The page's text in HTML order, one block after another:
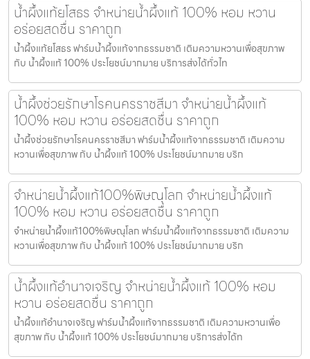
น้ำผึ้งแท้ยโสธร จำหน่ายน้ำผึ้งแท้ 100% หอม หวาน
อร่อยสดชื่น ราคาถูก
น้ำผึ้งแท้ยโสธร ฟาร์มน้ำผึ้งแท้จากธรรมชาติ เติมความหวานเพื่อสุขภาพ
กับ น้ำผึ้งแท้ 100% ประโยชน์มากมาย บริการส่งได้ทั่วไท
น้ำผึ้งช่วยรักษาโรคนครราชสีมา จำหน่ายน้ำผึ้งแท้
100% หอม หวาน อร่อยสดชื่น ราคาถูก
น้ำผึ้งช่วยรักษาโรคนครราชสีมา ฟาร์มน้ำผึ้งแท้จากธรรมชาติ เติมความ
หวานเพื่อสุขภาพ กับ น้ำผึ้งแท้ 100% ประโยชน์มากมาย บริก
จำหน่ายน้ำผึ้งแท้100%พิษณุโลก จำหน่ายน้ำผึ้งแท้
100% หอม หวาน อร่อยสดชื่น ราคาถูก
จำหน่ายน้ำผึ้งแท้100%พิษณุโลก ฟาร์มน้ำผึ้งแท้จากธรรมชาติ เติมความ
หวานเพื่อสุขภาพ กับ น้ำผึ้งแท้ 100% ประโยชน์มากมาย บริก
น้ำผึ้งแท้อำนาจเจริญ จำหน่ายน้ำผึ้งแท้ 100% หอม
หวาน อร่อยสดชื่น ราคาถูก
น้ำผึ้งแท้อำนาจเจริญ ฟาร์มน้ำผึ้งแท้จากธรรมชาติ เติมความหวานเพื่อ
สุขภาพ กับ น้ำผึ้งแท้ 100% ประโยชน์มากมาย บริการส่งได้ท